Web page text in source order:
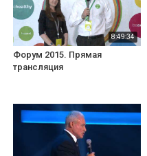
8:49:34
Форум 2015. Прямая
трансляция